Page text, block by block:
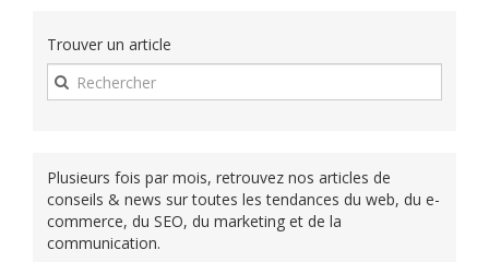
Trouver un article
Plusieurs fois par mois, retrouvez nos articles de
conseils & news sur toutes les tendances du web, du e-
commerce, du SEO, du marketing et de la
communication.